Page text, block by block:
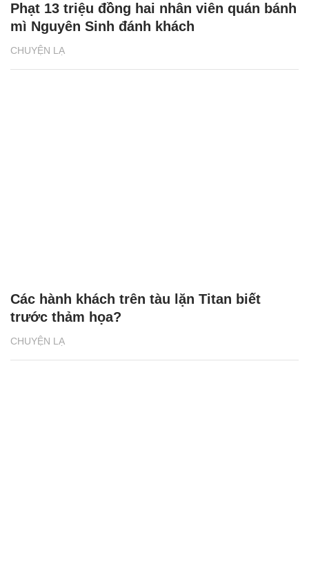
CHUYỆN LẠ
Phạt 13 triệu đồng hai nhân viên quán bánh
mì Nguyên Sinh đánh khách
CHUYỆN LẠ
Các hành khách trên tàu lặn Titan biết
trước thảm họa?